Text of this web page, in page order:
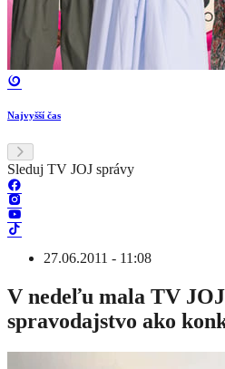
Najvyšší čas
Sleduj TV JOJ správy
27.06.2011 - 11:08
V nedeľu mala TV
spravodajstvo ako